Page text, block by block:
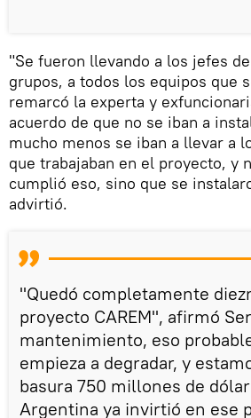
"Se fueron llevando a los jefes
grupos, a todos los equipos que
remarcó la experta y
acuerdo de que no se iban a
mucho menos se iban a llevar a
que trabajaban en el proyecto, y
cumplió eso, sino que se
advirtió.
"Quedó completamente
proyecto CAREM", afirmó
mantenimiento, eso
empieza a degradar, y
basura 750 millones de
Argentina ya invirtió en ese